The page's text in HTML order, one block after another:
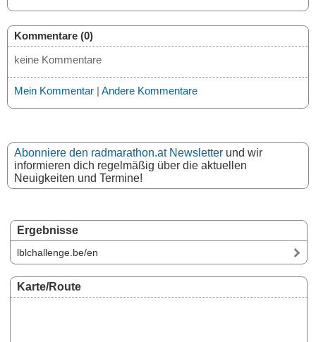
Ergebnisse
lblchallenge.be/en
Karte/Route
Kommentare (0)
keine Kommentare
Mein Kommentar | Andere Kommentare
Abonniere den radmarathon.at Newsletter und wir
informieren dich regelmäßig über die aktuellen
Neuigkeiten und Termine!